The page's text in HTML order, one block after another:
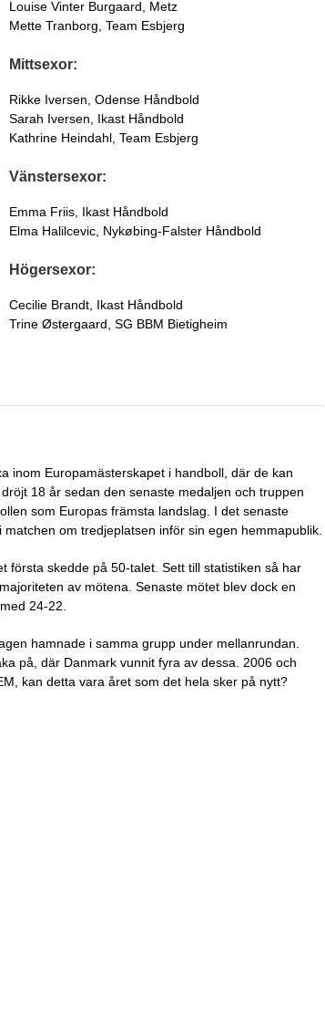
Louise Vinter Burgaard, Metz
Mette Tranborg, Team Esbjerg
Mittsexor:
Rikke Iversen, Odense Håndbold
Sarah Iversen, Ikast Håndbold
Kathrine Heindahl, Team Esbjerg
Vänstersexor:
Emma Friis, Ikast Håndbold
Elma Halilcevic, Nykøbing-Falster Håndbold
Högersexor:
Cecilie Brandt, Ikast Håndbold
Trine Østergaard, SG BBM Bietigheim
inom Europamästerskapet i handboll, där de kan
18 år sedan den senaste medaljen och truppen
som Europas främsta landslag. I det senaste
om tredjeplatsen inför sin egen hemmapublik.
första skedde på 50-talet. Sett till statistiken så har
av mötena. Senaste mötet blev dock en
24-22.
hamnade i samma grupp under mellanrundan.
på, där Danmark vunnit fyra av dessa. 2006 och
kan detta vara året som det hela sker på nytt?